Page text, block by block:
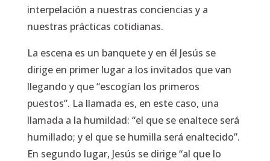
interpelación a nuestras conciencias y a
nuestras prácticas cotidianas.
La escena es un banquete y en él Jesús se
dirige en primer lugar a los invitados que van
llegando y que“escogían los primeros
puestos”. La llamada es, en este caso, una
llamada a la humildad: “el que se enaltece será
humillado; y el que se humilla será enaltecido”.
En segundo lugar, Jesús se dirige“al que lo